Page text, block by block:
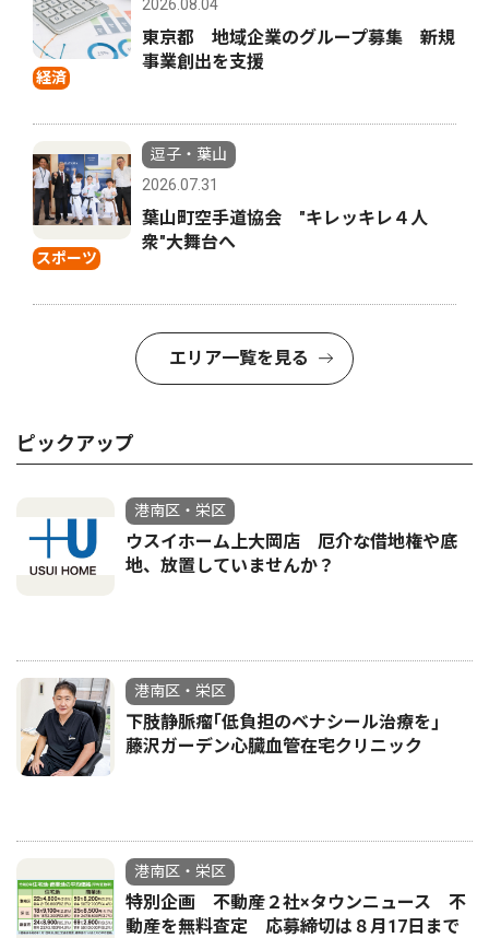
経済
2026.08.04
東京都 地域企業のグループ募集 新規
事業創出を支援
スポーツ
逗子・葉山
2026.07.31
葉山町空手道協会 "キレッキレ４人
衆"大舞台へ
エリア一覧を見る
ピックアップ
港南区・栄区
ウスイホーム上大岡店 厄介な借地権や底
地、放置していませんか？
港南区・栄区
下肢静脈瘤｢低負担のベナシール治療を｣
藤沢ガーデン心臓血管在宅クリニック
港南区・栄区
特別企画 不動産２社×タウンニュース 不
動産を無料査定 応募締切は８月17日まで